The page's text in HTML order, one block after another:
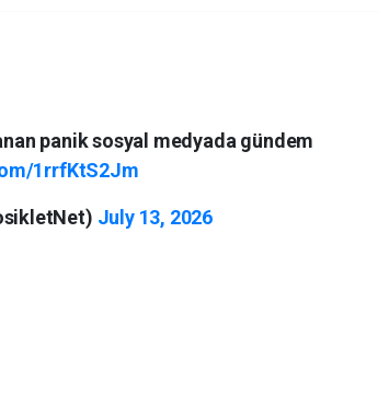
panik sosyal medyada gündem
1rrfKtS2Jm
July 13, 2026